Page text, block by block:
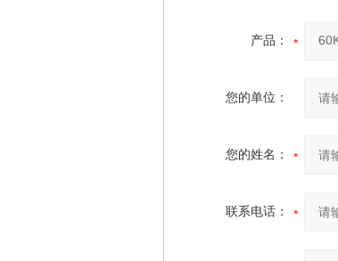
产品：
您的单位：
您的姓名：
联系电话：